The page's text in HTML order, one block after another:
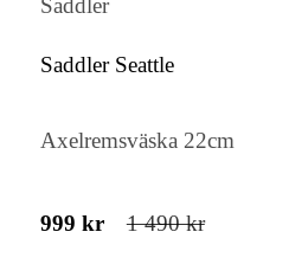
Oavsett om du bär
Den flätade texturen
helhetsintrycket.
Saddler
Saddler Seattle
Axelremsväska 22cm
999 kr 1 490 kr